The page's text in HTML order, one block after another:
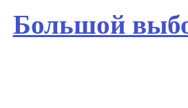
Большой